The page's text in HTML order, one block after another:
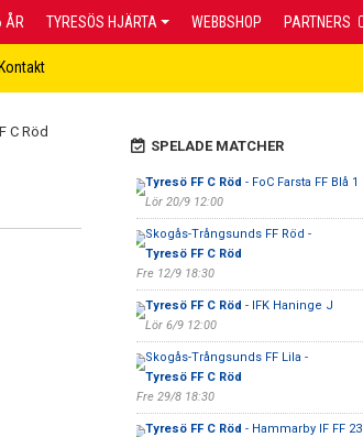
ÅR TYRESÖS HJÄRTA WEBBSHOP PARTNERS
Kontakt
SPELADE MATCHER
Tyresö FF C Röd - FoC Farsta FF Blå 1
Lör 20/9 12:00
Skogås-Trångsunds FF Röd -
Tyresö FF C Röd
Fre 12/9 18:30
Tyresö FF C Röd - IFK Haninge J
Lör 6/9 12:00
Skogås-Trångsunds FF Lila -
Tyresö FF C Röd
Fre 29/8 18:30
Tyresö FF C Röd - Hammarby IF FF 23